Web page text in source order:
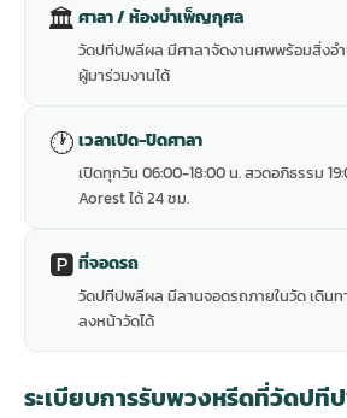
🏛 ศาลา / ห้องบำเพ็ญกุศล
วัดปทีปพลีผล มีศาลาจัดงานศพพร้อมสิ่งอำ
ผู้มาร่วมงานได้
🕐 เวลาเปิด-ปิดศาลา
เปิดทุกวัน 06:00-18:00 น. สวดอภิธรรม
Aorest ได้ 24 ชม.
🅿️ ที่จอดรถ
วัดปทีปพลีผล มีลานจอดรถภายในวัด เดินท
ลงหน้าวัดได้
ระเบียบการรับพวงหรีดที่วัดปที